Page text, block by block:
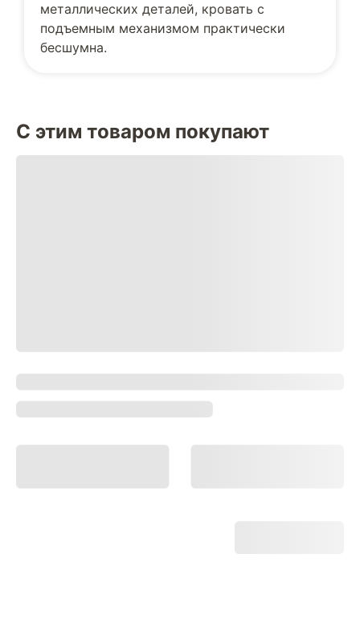
металлических деталей, кровать с
подъемным механизмом практически
бесшумна.
С этим товаром покупают